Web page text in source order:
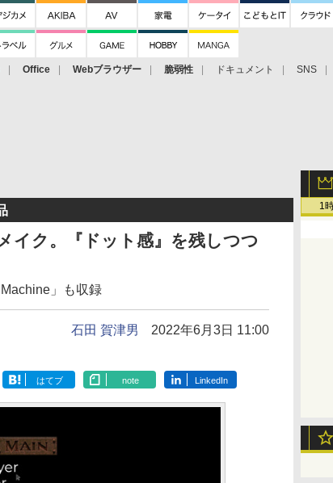
Office Webブラウザー 脆弱性 ドキュメント SNS
1
イク。『ドット感』を残しつつ
」も収録
石田 賀津男 2022年6月3日 11:00
はてブ note LinkedIn